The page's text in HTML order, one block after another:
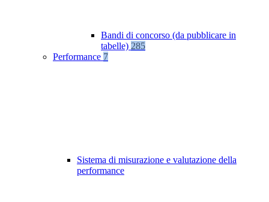
Bandi di concorso (da pubblicare in
tabelle) 285
Performance 7
Sistema di misurazione e valutazione della
performance